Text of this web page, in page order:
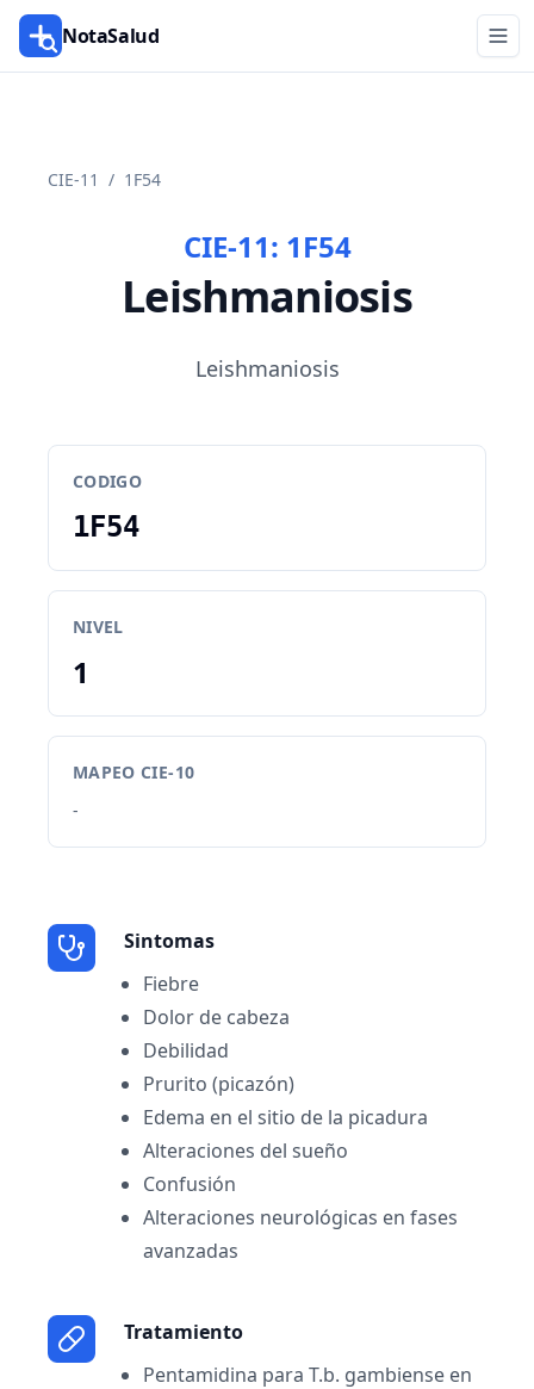
NotaSalud
CIE-11 / 1F54
CIE-11: 1F54
Leishmaniosis
Leishmaniosis
CODIGO
1F54
NIVEL
1
MAPEO CIE-10
-
Sintomas
Fiebre
Dolor de cabeza
Debilidad
Prurito (picazón)
Edema en el sitio de la picadura
Alteraciones del sueño
Confusión
Alteraciones neurológicas en fases
avanzadas
Tratamiento
Pentamidina para T.b. gambiense en